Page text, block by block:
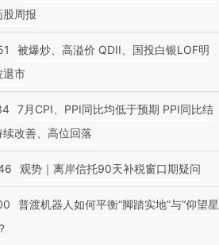
股周报
被爆炒、高溢价 QDII、国投白银LOF明
退市
7月CPI、PPI同比均低于预期 PPI同比结
续改善、高位回落
观势｜离岸信托90天补税窗口期疑问
普渡机器人如何平衡“脚踏实地”与“仰望星